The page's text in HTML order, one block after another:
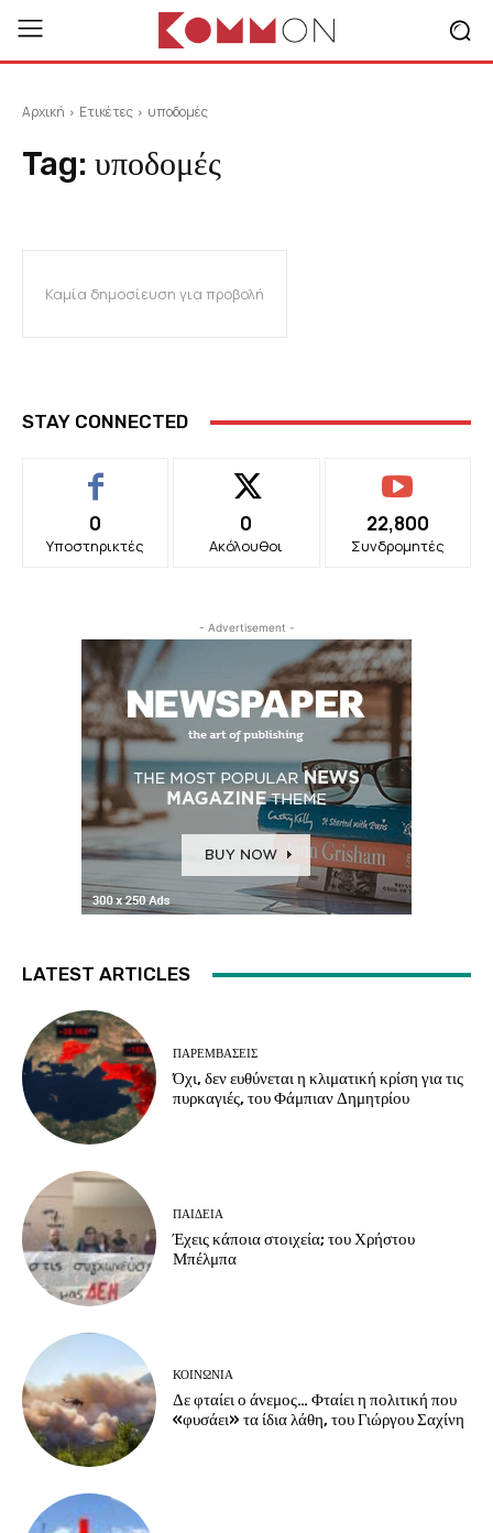
Αρχική Ετικέτες υποδομές
Tag: υποδομές
Καμία δημοσίευση για προβολή
STAY CONNECTED
0
Υποστηρικτές
0
Ακόλουθοι
22,800
Συνδρομητές
- Advertisement -
LATEST ARTICLES
ΠΑΡΕΜΒΑΣΕΙΣ
Όχι, δεν ευθύνεται η κλιματική κρίση για τις
πυρκαγιές, του Φάμπιαν Δημητρίου
ΠΑΙΔΕΙΑ
Έχεις κάποια στοιχεία; του Χρήστου
Μπέλμπα
ΚΟΙΝΩΝΙΑ
Δε φταίει ο άνεμος… Φταίει η πολιτική που
«φυσάει» τα ίδια λάθη, του Γιώργου Σαχίνη